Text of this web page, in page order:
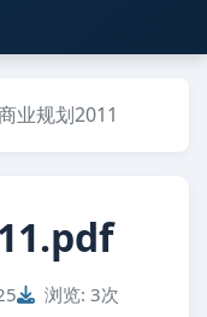
业规划2011
浏览: 3次